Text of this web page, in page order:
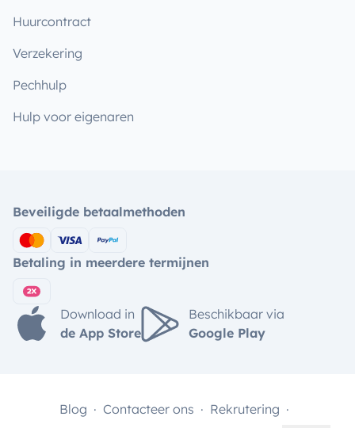
Huurcontract
Verzekering
Pechhulp
Hulp voor eigenaren
Beveiligde betaalmethoden
Betaling in meerdere termijnen
Download in
de App Store
Beschikbaar via
Google Play
Blog Contacteer ons Rekrutering